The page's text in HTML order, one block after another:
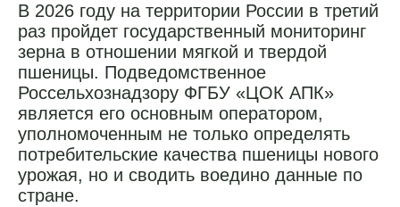
В 2026 году на территории России в третий
раз пройдет государственный мониторинг
зерна в отношении мягкой и твердой
пшеницы. Подведомственное
Россельхознадзору ФГБУ «ЦОК АПК»
является его основным оператором,
уполномоченным не только определять
потребительские качества пшеницы нового
урожая, но и сводить воедино данные по
стране.